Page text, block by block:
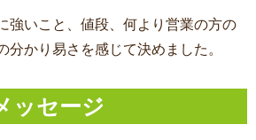
強いこと、値段、何より営業の方の
分かり易さを感じて決めました。
ッセージ